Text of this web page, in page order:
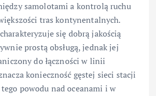
samolotami a kontrolą ruchu
tras kontynentalnych.
się dobrą jakością
prostą obsługą, jednak jej
do łączności w linii
konieczność gęstej sieci stacji
powodu nad oceanami i w